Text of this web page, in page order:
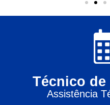
Técnico de
Assistência